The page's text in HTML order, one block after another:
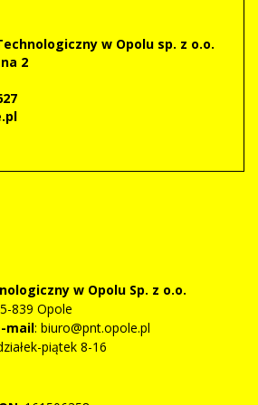
w Opolu sp. z o.o.
2
w Opolu Sp. z o.o.
839 Opole
mail: biuro@pnt.opole.pl
piątek 8-16